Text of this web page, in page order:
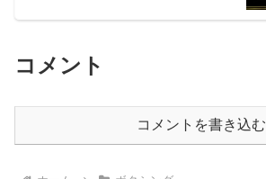
コメント
コメントを書き込む